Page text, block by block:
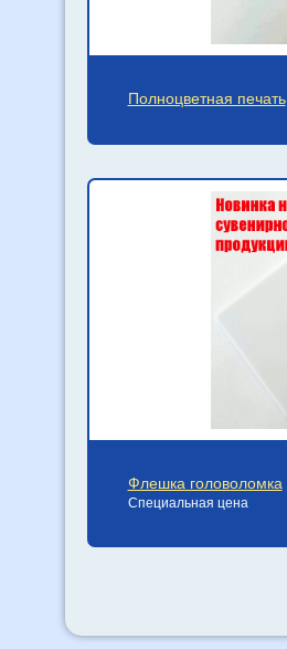
Полноцветная печать
Флешка головоломка
Специальная цена